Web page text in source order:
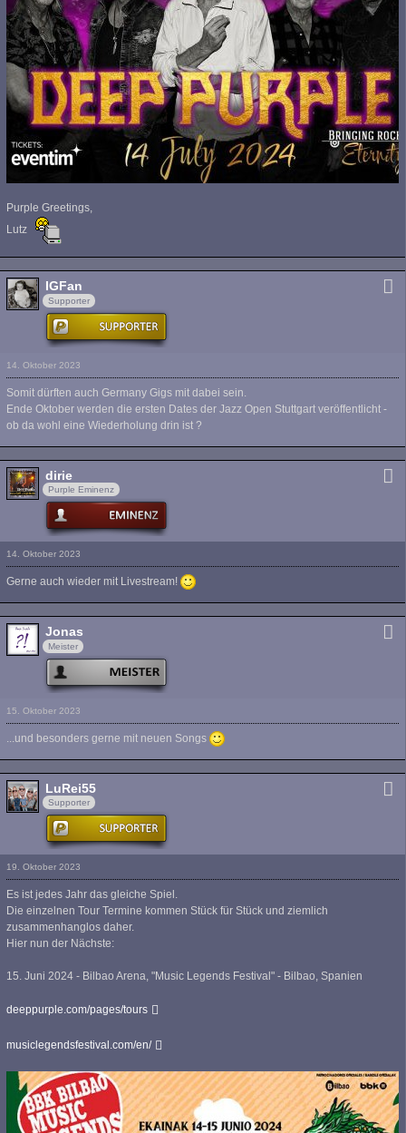
Purple Greetings,
Lutz
IGFan
Supporter
14. Oktober 2023
Somit dürften auch Germany Gigs mit dabei sein.
Ende Oktober werden die ersten Dates der Jazz Open Stuttgart veröffentlicht -
ob da wohl eine Wiederholung drin ist ?
dirie
Purple Eminenz
14. Oktober 2023
Gerne auch wieder mit Livestream!
Jonas
Meister
15. Oktober 2023
...und besonders gerne mit neuen Songs
LuRei55
Supporter
19. Oktober 2023
Es ist jedes Jahr das gleiche Spiel.
Die einzelnen Tour Termine kommen Stück für Stück und ziemlich
zusammenhanglos daher.
Hier nun der Nächste:
15. Juni 2024 - Bilbao Arena, "Music Legends Festival" - Bilbao, Spanien
deeppurple.com/pages/tours
musiclegendsfestival.com/en/